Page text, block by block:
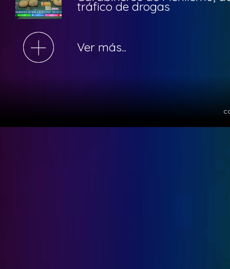
tráfico de drogas
Ver más...